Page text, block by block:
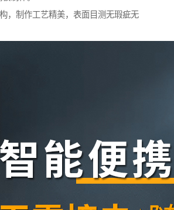
，制作工艺精美，表面目测无瑕疵无